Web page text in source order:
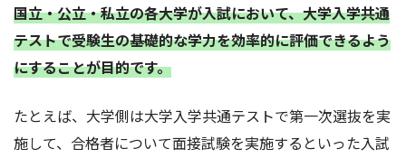
国立・公立・私立の各大学が入試において、大学入学共通
テストで受験生の基礎的な学力を効率的に評価できるよう
にすることが目的です。
たとえば、大学側は大学入学共通テストで第一次選抜を実
施して、合格者について面接試験を実施するといった入試